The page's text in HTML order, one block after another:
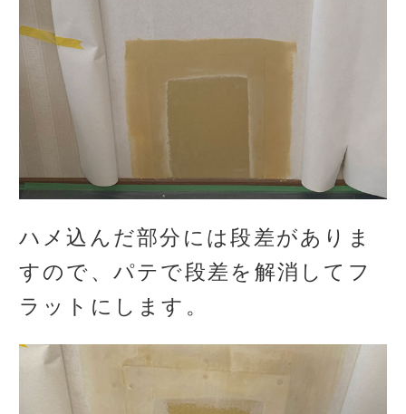
ハメ込んだ部分には段差がありま
すので、パテで段差を解消してフ
ラットにします。